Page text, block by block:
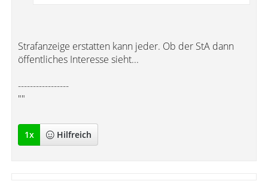
Strafanzeige erstatten kann jeder. Ob der StA dann
öffentliches Interesse sieht...
-----------------
""
1x Hilfreich